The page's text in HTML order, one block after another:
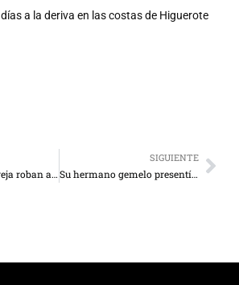
días a la deriva en las costas de Higuerote
Expolicía y su pareja roban armamento militar y los liquidan
SIGUIENTE
Su hermano gemelo presentía su asesinato